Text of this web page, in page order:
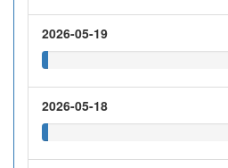
2026-05-19
2026-05-18